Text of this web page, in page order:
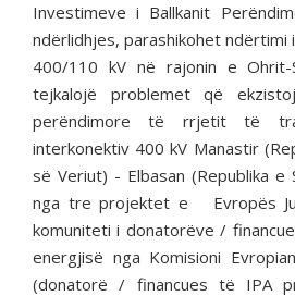
Investimeve i Ballkanit
ndërlidhjes, parashikohet
400/110 kV në rajonin e
tejkalojë problemet që
perëndimore të rrjetit të
interkonektiv 400 kV Manastir
së Veriut) - Elbasan (Republika e
nga tre projektet e Evropës
komuniteti i donatorëve /
energjisë nga Komisioni
(donatorë / financues të IPA